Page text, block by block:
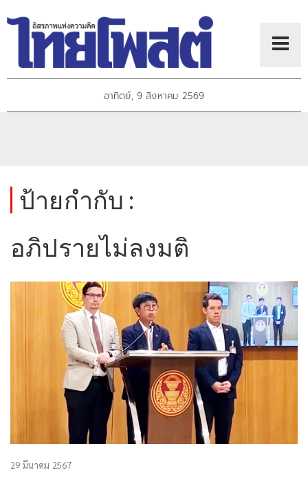
อาทิตย์, 9 สิงหาคม 2569
ป้ายกำกับ :
อภิปรายไม่ลงมติ
29 มีนาคม 2567